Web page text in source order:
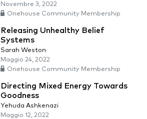
Novembre 3, 2022
Onehouse Community Membership
Releasing Unhealthy Belief
Systems
Sarah Weston
Maggio 24, 2022
Onehouse Community Membership
Directing Mixed Energy Towards
Goodness
Yehuda Ashkenazi
Maggio 12, 2022